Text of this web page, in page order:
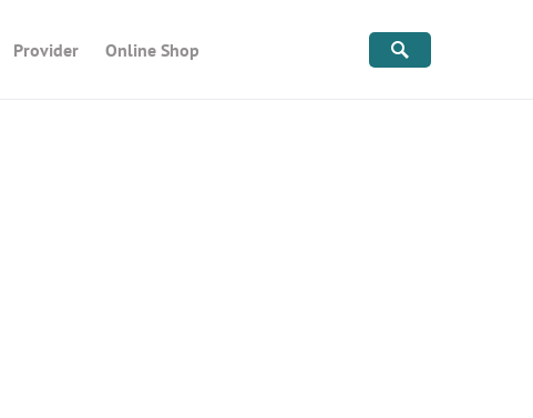
Provider Online Shop